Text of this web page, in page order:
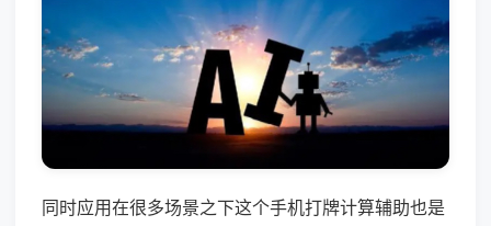
同时应用在很多场景之下这个手机打牌计算辅助也是